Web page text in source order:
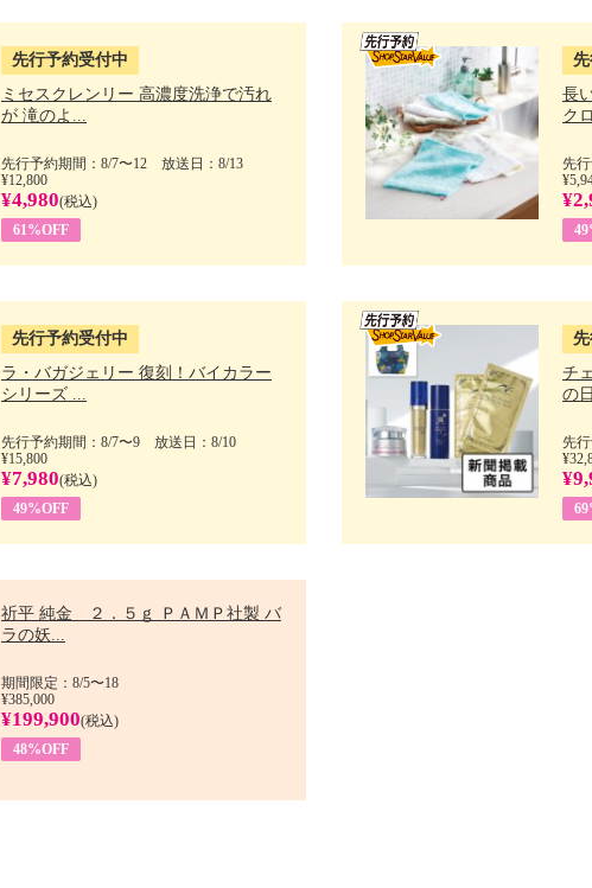
先行予約受付中
ミセスクレンリー 高濃度洗浄で汚れ
が 滝のよ...
先行予約期間：8/7〜12 放送日：8/13
¥12,800
¥4,980(税込)
61%OFF
長
ク
先
先行予約受付中
ラ・バガジェリー 復刻！バイカラー
シリーズ ...
先行予約期間：8/7〜9 放送日：8/10
¥15,800
¥7,980(税込)
49%OFF
チ
の
先
祈平 純金 ２．５ｇ ＰＡＭＰ社製 バ
ラの妖...
期間限定：8/5〜18
¥385,000
¥199,900(税込)
48%OFF